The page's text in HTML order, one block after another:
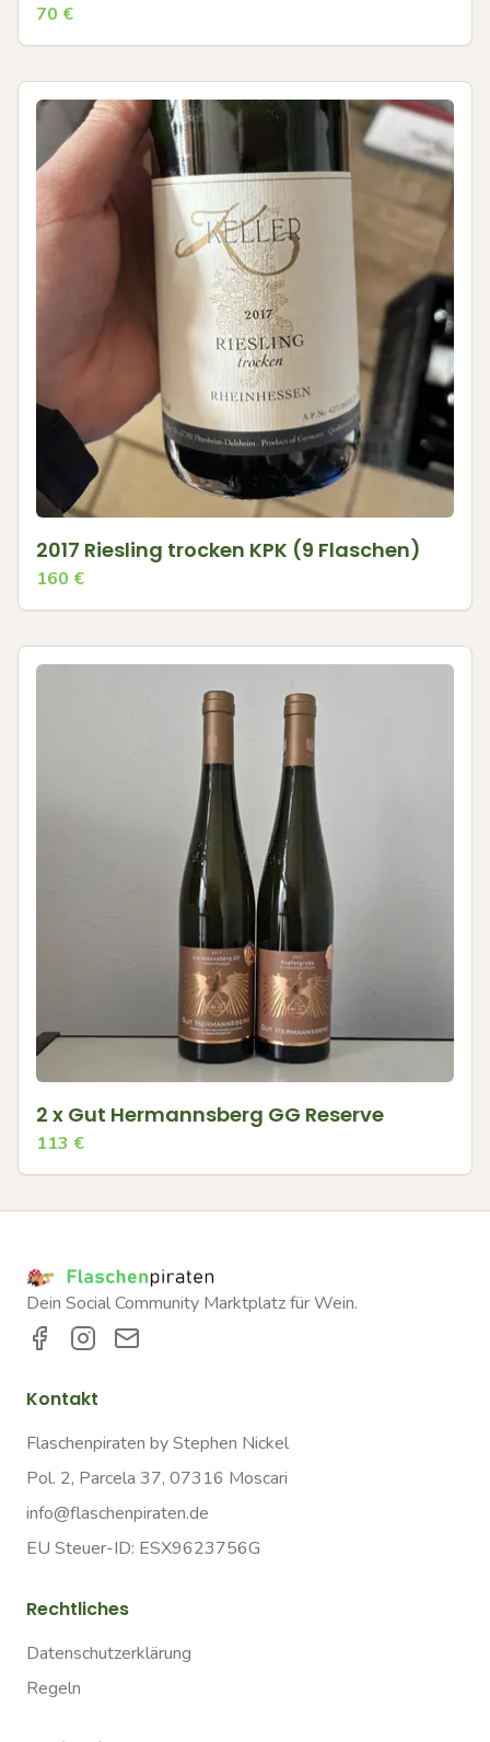
70 €
2017 Riesling trocken KPK (9 Flaschen)
160 €
2 x Gut Hermannsberg GG Reserve
113 €
Dein Social Community Marktplatz für Wein.
Kontakt
Flaschenpiraten by Stephen Nickel
Pol. 2, Parcela 37, 07316 Moscari
info@flaschenpiraten.de
EU Steuer-ID: ESX9623756G
Rechtliches
Datenschutzerklärung
Regeln